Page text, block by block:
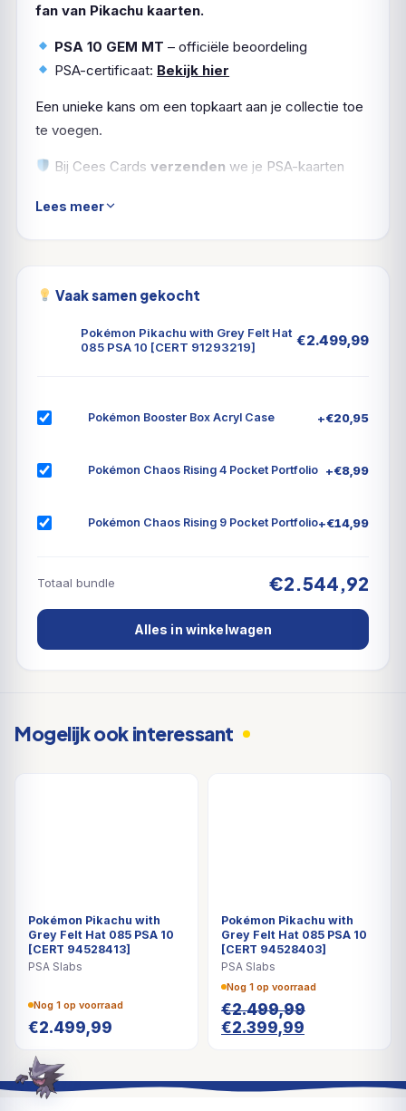
fan van Pikachu kaarten.
PSA 10 GEM MT – officiële beoordeling
PSA-certificaat: Bekijk hier
Een unieke kans om een topkaart aan je collectie toe
te voegen.
Bij Cees Cardsverzenden we je PSA-kaarten
komt jouw Pikachu in topvorm aan.
Lees meer
Vaak samen gekocht
Pokémon Pikachu with Grey Felt Hat
085 PSA 10 [CERT 91293219]
€2.499,99
Pokémon Booster Box Acryl Case +€20,95
Pokémon Chaos Rising 4 Pocket Portfolio +€8,99
Pokémon Chaos Rising 9 Pocket Portfolio+€14,99
Totaal bundle €2.544,92
Alles in winkelwagen
Mogelijk ook interessant
Pokémon Pikachu with
Grey Felt Hat 085 PSA 10
[CERT 94528413]
PSA Slabs
Nog 1 op voorraad
€2.499,99
Pokémon Pikachu with
Grey Felt Hat 085 PSA 10
[CERT 94528403]
PSA Slabs
Nog 1 op voorraad
€2.499,99
Oorspronkelijke
€2.499,99.
€2.399,99
€2.399,99.